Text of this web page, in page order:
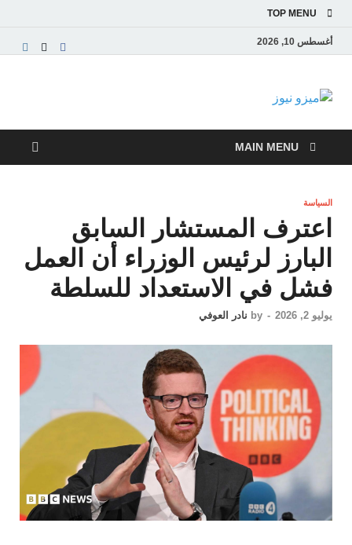
TOP MENU
أغسطس 10, 2026
ميزو نيوز
والاقتصادية
MAIN MENU
السياسة
اعترف المستشار السابق
البارز لرئيس الوزراء أن العمل
فشل في الاستعداد للسلطة
يوليو 2, 2026 -
by نادر العوفي